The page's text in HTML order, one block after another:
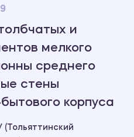
и
мелкого
среднего
стены
корпуса
(Тольяттинский